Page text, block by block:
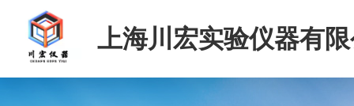
上海川宏实验仪器有